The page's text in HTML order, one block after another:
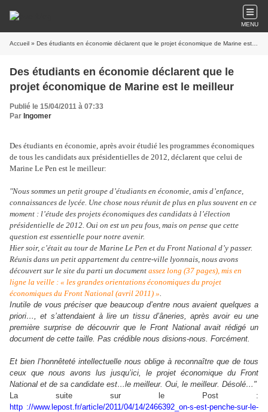
MENU
Accueil » Des étudiants en économie déclarent que le projet économique de Marine est le meilleur
Des étudiants en économie déclarent que le
projet économique de Marine est le meilleur
Publié le 15/04/2011 à 07:33
Par Ingomer
Des étudiants en économie, après avoir étudié les programmes économiques
de tous les candidats aux présidentielles de 2012, déclarent que celui de
Marine Le Pen est le meilleur:
"Nous sommes un petit groupe d’étudiants en économie, amis d’enfance,
connaissances de lycée. Une chose nous réunit de plus en plus souvent en ce
moment : l’étude des projets économiques des candidats à l’élection
présidentielle de 2012. Oui on est un peu fous, mais on pense que cette
question est essentielle pour notre avenir.
Hier soir, c’était au tour de Marine Le Pen et du Front National d’y passer.
Réunis dans un petit appartement du centre-ville lyonnais, nous avons
découvert sur le site du parti un document assez long (37 pages), mis en
ligne la veille : « les grandes orientations économiques du projet
économiques du Front National (avril 2011) ».
Inutile de vous préciser que beaucoup d’entre nous avaient quelques a
priori…, et s’attendaient à lire un tissu d’âneries, après avoir eu une
première surprise de découvrir que le Front National avait rédigé un
document de cette taille. Pas crédible nous disions-nous. Forcément.
Et bien l’honnêteté intellectuelle nous oblige à reconnaître que de tous
ceux que nous avons lus jusqu’ici, le projet économique du Front
National et de sa candidate est…le meilleur. Oui, le meilleur. Désolé…"
La suite sur le Post :
http ://www.lepost.fr/article/2011/04/14/2466392_on-s-est-penche-sur-le-